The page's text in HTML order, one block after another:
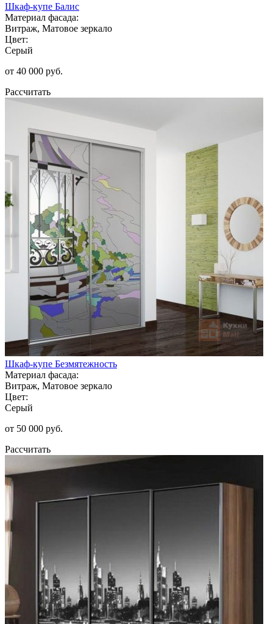
Шкаф-купе Балис
Материал фасада:
Витраж, Матовое зеркало
Цвет:
Серый
от 40 000 руб.
Рассчитать
Шкаф-купе Безмятежность
Материал фасада:
Витраж, Матовое зеркало
Цвет:
Серый
от 50 000 руб.
Рассчитать